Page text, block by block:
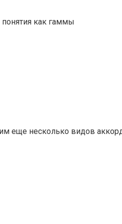
как гаммы
еще несколько видов